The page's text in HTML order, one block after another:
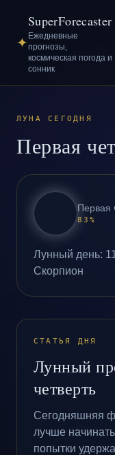
✦
SuperForecaster
Ежедневные
прогнозы,
космическая погода и
сонник
ЛУНА СЕГОДНЯ
Первая
Первая
83%
Лунный день:
Скорпион
СТАТЬЯ ДНЯ
Лунный
четверть
Сегодняшняя
лучше
попытки